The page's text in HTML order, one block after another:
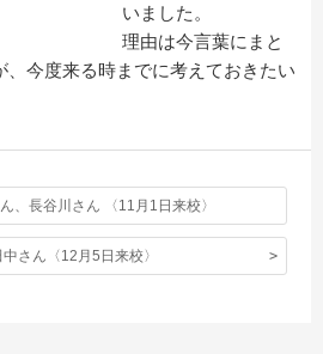
いました。
理由は今言葉にまと
、今度来る時までに考えておきたい
、長谷川さん 〈11月1日来校〉
さん〈12月5日来校〉